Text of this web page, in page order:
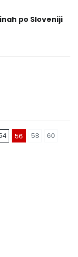
po Sloveniji
56 58 60